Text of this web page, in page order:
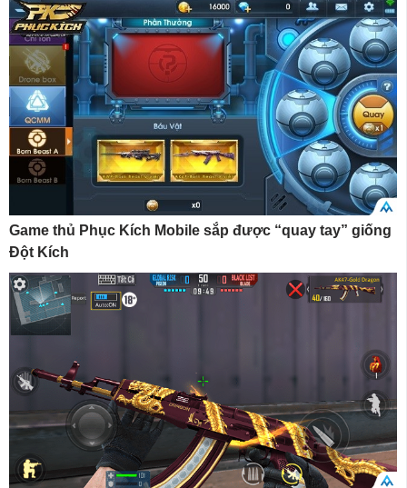
Game thủ Phục Kích Mobile sắp được “quay tay” giống
Đột Kích